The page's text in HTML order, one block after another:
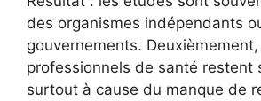
des organismes indépendants
gouvernements.
professionnels de santé restent
surtout à cause du manque de